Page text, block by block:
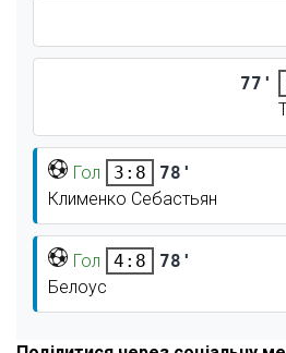
77'
Гол 3:8
78'
Клименко Себастьян
Гол 4:8
78'
Белоус